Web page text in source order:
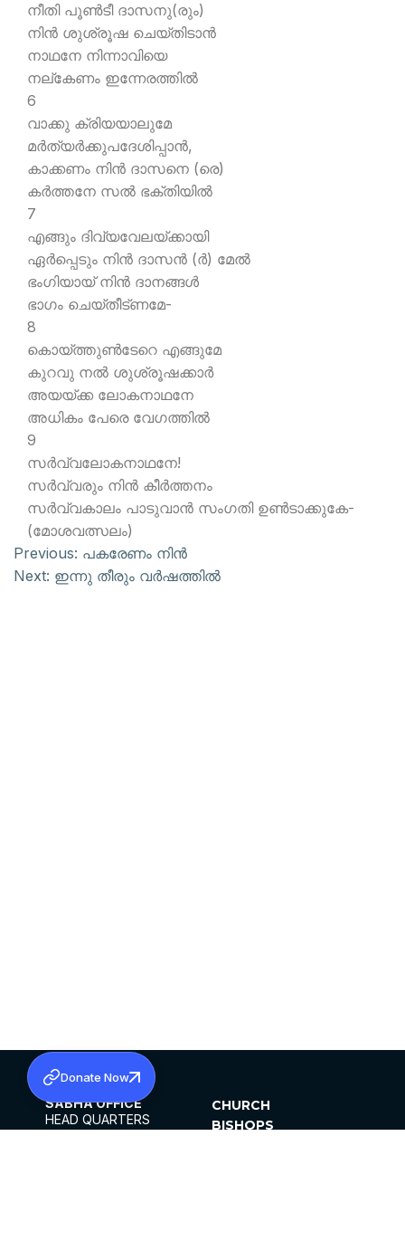
നീതി പൂണ്‍ടീ ദാസനു(രും)
നിന്‍ ശുശ്രൂഷ ചെയ്തിടാന്‍
നാഥനേ നിന്നാവിയെ
നല്കേണം ഇന്നേരത്തില്‍
6
വാക്കു ക്രിയയാലുമേ
മര്‍ത്യര്‍ക്കുപദേശിപ്പാന്‍,
കാക്കണം നിന്‍ ദാസനെ (രെ)
കര്‍ത്തനേ സല്‍ ഭക്തിയില്‍
7
എങ്ങും ദിവ്യവേലയ്ക്കായി
ഏര്‍പ്പെടും നിന്‍ ദാസന്‍ (ര്‍) മേല്‍
ഭംഗിയായ് നിന്‍ ദാനങ്ങള്‍
ഭാഗം ചെയ്തീട്ണമേ-
8
കൊയ്ത്തുണ്‍ടേറെ എങ്ങുമേ
കുറവു നല്‍ ശുശ്രൂഷക്കാര്‍
അയയ്ക്ക ലോകനാഥനേ
അധികം പേരെ വേഗത്തില്‍
9
സര്‍വ്വലോകനാഥനേ!
സര്‍വ്വരും നിന്‍ കീര്‍ത്തനം
സര്‍വ്വകാലം പാടുവാന്‍ സംഗതി ഉണ്‍ടാക്കുകേ-
(മോശവത്സലം)
Previous: പകരേണം നിന്‍
Next: ഇന്നു തീരും വര്‍ഷത്തില്‍
SABHA OFFICE
HEAD QUARTERS
CHURCH
BISHOPS
Donate Now